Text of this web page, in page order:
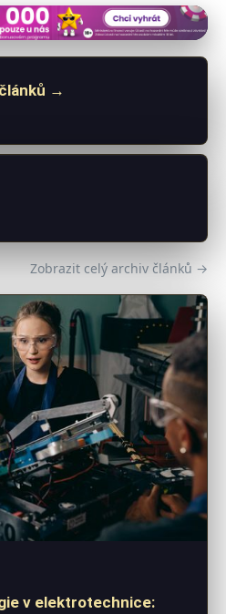
→
Zobrazit celý archiv článků →
v elektrotechnice: